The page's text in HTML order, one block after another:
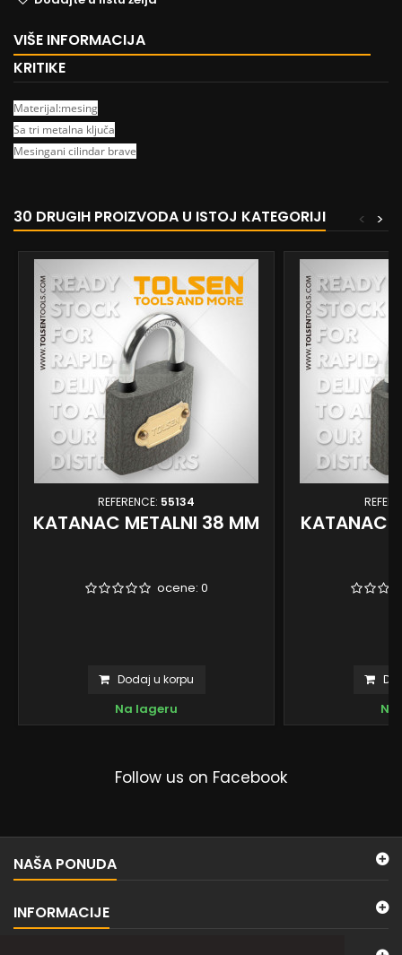
VIŠE INFORMACIJA
KRITIKE
Materijal:mesing
Sa tri metalna ključa
Mesingani cilindar brave
30 DRUGIH PROIZVODA U ISTOJ KATEGORIJI >
<
REFERENCE: 55134
KATANAC METALNI 38 MM
ocene: 0
Dodaj u korpu
Na lageru
KATANAC
Follow us on Facebook
NAŠA PONUDA
INFORMACIJE